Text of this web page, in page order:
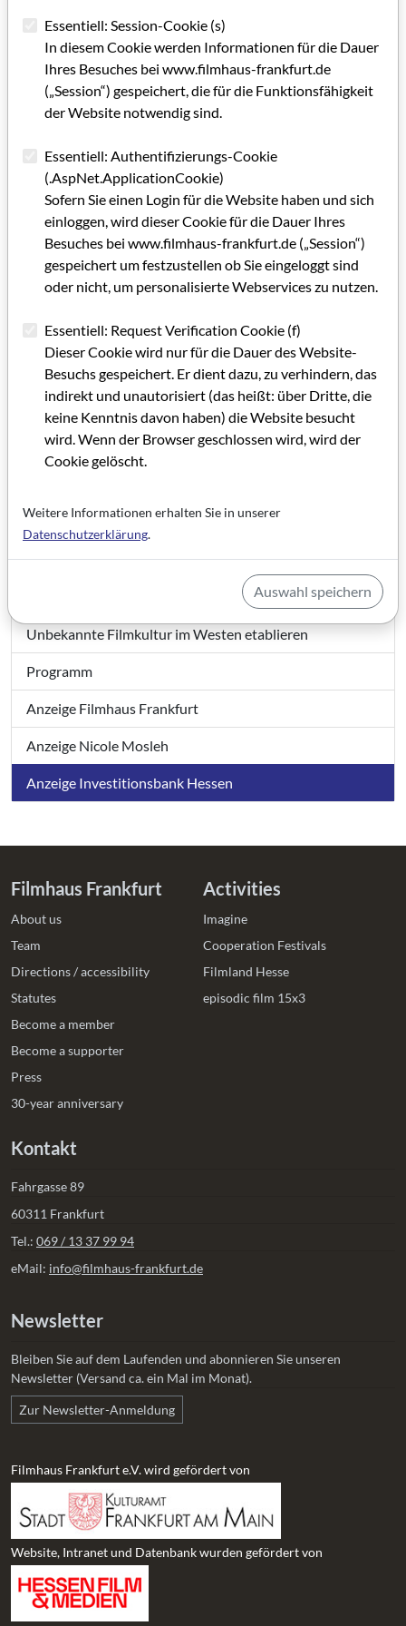
Grußwort GRIP 38
IMPRESSUM GRIP 38
Editorial GRIP 38
Skripts visuell ausbalancieren
Internationaler Treffpunkt und Publikumsmagnet
Die amerikanische Writer’s Guild als Vorbild
Ein Kinderroman für fast alle Leute
Anthropologen des Alltags
Nichts für Angsthasen
Den politischen Stillstand überwinden
Reifeprüfung
Ein wichtiger Meilenstein in der Filmforschung
Schnitt, Kamera, Screenings bei eDIT 11. Filmmaker‘s
Unbekannte Filmkultur im Westen etablieren
Programm
Anzeige Filmhaus Frankfurt
Anzeige Nicole Mosleh
Anzeige Investitionsbank Hessen
Filmhaus Frankfurt
About us
Team
Directions / accessibility
Statutes
Become a member
Become a supporter
Press
30-year anniversary
Activities
Imagine
Cooperation Festivals
Filmland Hesse
episodic film 15x3
Kontakt
Fahrgasse 89
60311 Frankfurt
Tel.: 069 / 13 37 99 94
eMail: info@filmhaus-frankfurt.de
Newsletter
Bleiben Sie auf dem Laufenden und abonnieren Sie unseren
Newsletter (Versand ca. ein Mal im Monat).
Zur Newsletter-Anmeldung
Filmhaus Frankfurt e.V. wird gefördert von
Website, Intranet und Datenbank wurden gefördert von
Essentiell: Session-Cookie (s)
In diesem Cookie werden Informationen für die Dauer
Ihres Besuches bei www.filmhaus-frankfurt.de
(„Session“) gespeichert, die für die Funktionsfähigkeit
der Website notwendig sind.
Essentiell: Authentifizierungs-Cookie
(.AspNet.ApplicationCookie)
Sofern Sie einen Login für die Website haben und sich
einloggen, wird dieser Cookie für die Dauer Ihres
Besuches bei www.filmhaus-frankfurt.de („Session“)
gespeichert um festzustellen ob Sie eingeloggt sind
oder nicht, um personalisierte Webservices zu nutzen.
Essentiell: Request Verification Cookie (f)
Dieser Cookie wird nur für die Dauer des Website-
Besuchs gespeichert. Er dient dazu, zu verhindern, das
indirekt und unautorisiert (das heißt: über Dritte, die
keine Kenntnis davon haben) die Website besucht
wird. Wenn der Browser geschlossen wird, wird der
Cookie gelöscht.
Weitere Informationen erhalten Sie in unserer
Datenschutzerklärung.
Auswahl speichern